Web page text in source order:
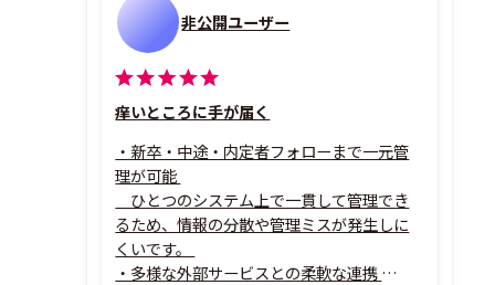
非公開ユーザー
痒いところに手が届く
・新卒・中途・内定者フォローまで一元管
理が可能
ひとつのシステム上で一貫して管理でき
るため、情報の分散や管理ミスが発生しに
くいです。
・多様な外部サービスとの柔軟な連携